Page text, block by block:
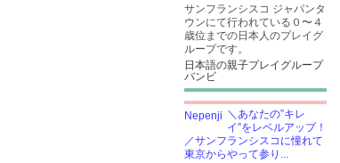
サンフランシスコ ジャパンタ
ウンにて行われている０〜４
歳位までの日本人のプレイグ
ループです。
日本語の親子プレイグループ
バンビ
＼あなたの”キレ
イ”をレベルアップ！
／サンフランシスコに憧れて
東京からやって参り...